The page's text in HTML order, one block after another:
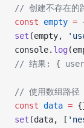
// 创建不存在的
const empty =
set (empty,
console. log
// 结果: {
// 使用数组路径
const data =
set (data, [